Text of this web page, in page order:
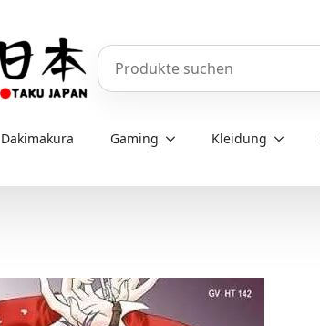
Produkte durchsuchen
Dakimakura Gaming Kleidung